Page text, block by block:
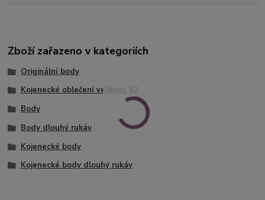
Zboží zařazeno v kategoriích
Originální body
Kojenecké oblečení velikost 62
Body
Body dlouhý rukáv
Kojenecké body
Kojenecké body dlouhý rukáv